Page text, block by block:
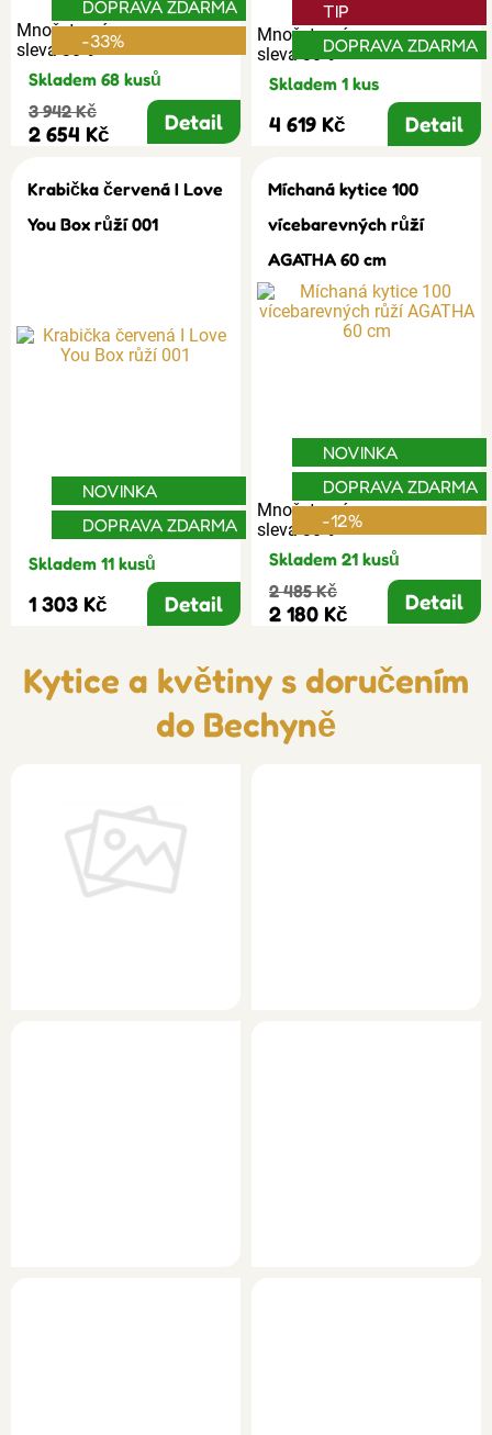
Množstevní
sleva 30%
DOPRAVA ZDARMA
-33%
Skladem 68 kusů
3 942 Kč
2 654 Kč Detail
Množstevní
sleva 30%
TIP
DOPRAVA ZDARMA
Skladem 1 kus
4 619 Kč Detail
Krabička červená I Love
You Box růží 001
NOVINKA
DOPRAVA ZDARMA
Skladem 11 kusů
1 303 Kč Detail
Míchaná kytice 100
vícebarevných růží
AGATHA 60 cm
Množstevní
sleva 30%
NOVINKA
DOPRAVA ZDARMA
-12%
Skladem 21 kusů
2 485 Kč
2 180 Kč Detail
Kytice a květiny s doručením
do Bechyně